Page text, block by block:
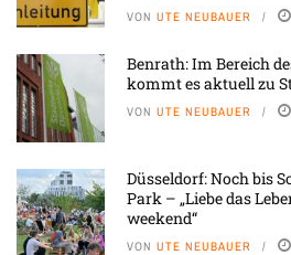
VON UTE NEUBAUER
Benrath: Im Bereich
kommt es aktuell zu
VON UTE NEUBAUER
Düsseldorf: Noch bis
Park – „Liebe das
weekend“
VON UTE NEUBAUER